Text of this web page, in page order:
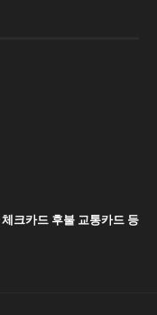
크카드 후불 교통카드 등